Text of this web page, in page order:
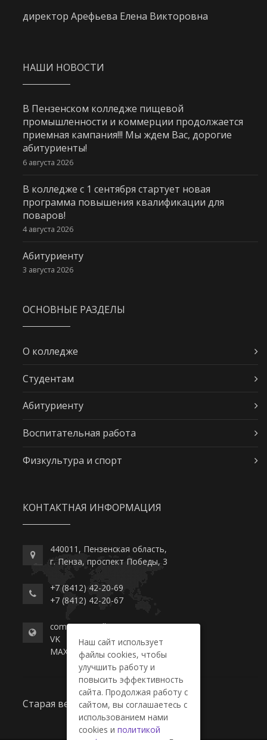
директор Арефьева Елена Викторовна
НАШИ НОВОСТИ
В Пензенском колледже пищевой
промышленности и коммерции продолжается
приемная кампания!!! Мы ждем Вас, дорогие
абитуриенты!
6 августа 2026
В колледже с 1 сентября стартует новая
программа повышения квалификации для
поваров!
4 августа 2026
Абитуриенту
3 августа 2026
ОСНОВНЫЕ РАЗДЕЛЫ
О колледже
Студентам
Абитуриенту
Воспитательная работа
Физкультура и спорт
КОНТАКТНАЯ ИНФОРМАЦИЯ
440011, Пензенская область,
г. Пенза, проспект Победы, 3
+7 (8412) 42-20-69
+7 (8412) 42-20-67
commerce-college.ru
VK
MAX
Старая версия сайта
Наш сайт использует
файлы cookies, чтобы
улучшить работу и
повысить эффективность
сайта. Продолжая работу с
сайтом, вы соглашаетесь с
использованием нами
cookies и политикой